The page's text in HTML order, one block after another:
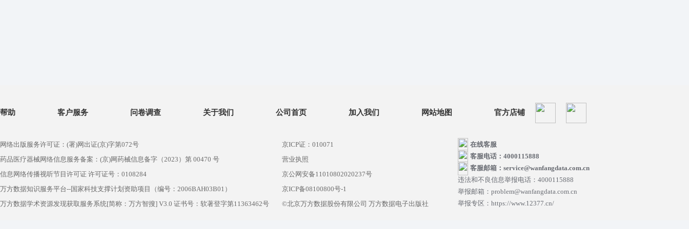
帮助 客户服务 问卷调查 关于我们 公司首页 加入我们 网站地图 官方店铺
网络出版服务许可证：(署)网出证(京)字第072号
药品医疗器械网络信息服务备案：(京)网药械信息备字（2023）第 00470 号
信息网络传播视听节目许可证 许可证号：0108284
万方数据知识服务平台--国家科技支撑计划资助项目（编号：2006BAH03B01）
万方数据学术资源发现获取服务系统[简称：万方智搜] V3.0 证书号：软著登字第11363462号
京ICP证：010071
营业执照
京公网安备11010802020237号
京ICP备08100800号-1
©北京万方数据股份有限公司 万方数据电子出版社
在线客服
客服电话：4000115888
客服邮箱：service@wanfangdata.com.cn
违法和不良信息举报电话：4000115888
举报邮箱：problem@wanfangdata.com.cn
举报专区：https://www.12377.cn/